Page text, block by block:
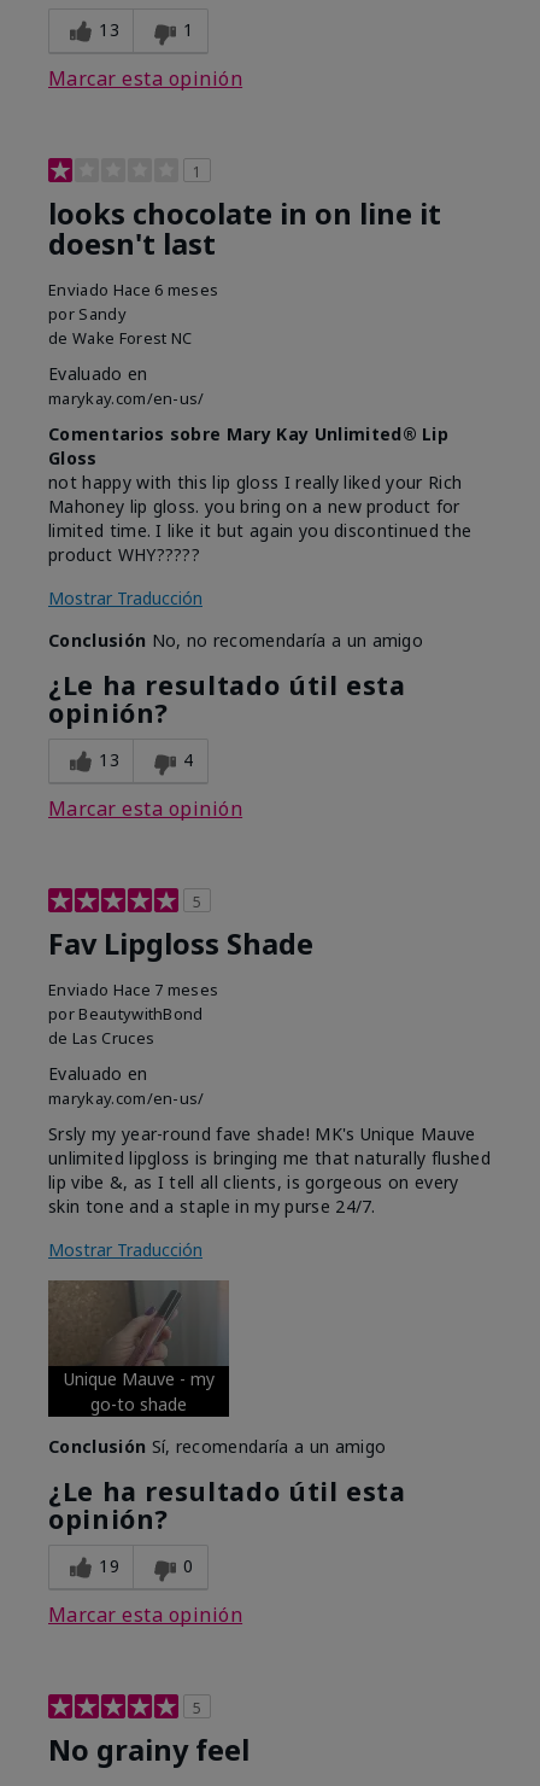
13 1
Marcar esta opinión
1
looks chocolate in on line it
doesn't last
Enviado Hace 6 meses
por Sandy
de Wake Forest NC
Evaluado en
marykay.com/en-us/
Comentarios sobre Mary Kay Unlimited® Lip
Gloss
not happy with this lip gloss I really liked your Rich
Mahoney lip gloss. you bring on a new product for
limited time. I like it but again you discontinued the
product WHY?????
Mostrar Traducción
Conclusión No, no recomendaría a un amigo
¿Le ha resultado útil esta
opinión?
13 4
Marcar esta opinión
5
Fav Lipgloss Shade
Enviado Hace 7 meses
por BeautywithBond
de Las Cruces
Evaluado en
marykay.com/en-us/
Srsly my year-round fave shade! MK's Unique Mauve
unlimited lipgloss is bringing me that naturally flushed
lip vibe &, as I tell all clients, is gorgeous on every
skin tone and a staple in my purse 24/7.
Mostrar Traducción
Unique Mauve - my
go-to shade
Conclusión Sí, recomendaría a un amigo
¿Le ha resultado útil esta
opinión?
19 0
Marcar esta opinión
5
No grainy feel